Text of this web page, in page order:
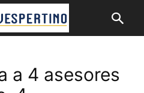
a 4 asesores